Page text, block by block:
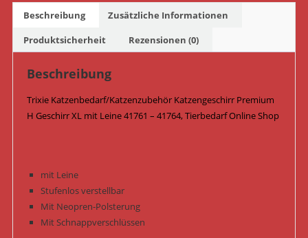
Leine
41761
41764
Menge
Beschreibung
Zusätzliche Informationen
Produktsicherheit
Rezensionen (0)
Beschreibung
Trixie Katzenbedarf/Katzenzubehör Katzengeschirr Premium
H Geschirr XL mit Leine 41761 – 41764, Tierbedarf Online Shop
mit Leine
Stufenlos verstellbar
Mit Neopren-Polsterung
Mit Schnappverschlüssen